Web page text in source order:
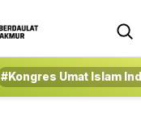
#Kongres Umat Islam